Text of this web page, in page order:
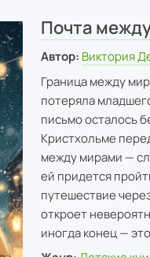
Почта
Автор: Виктория
Граница между
потеряла
письмо осталось
Кристхольме
между мирами —
ей придется
путешествие
откроет
иногда конец —